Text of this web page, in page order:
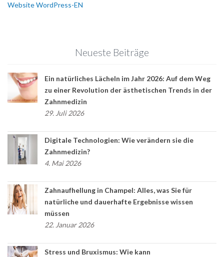
Website WordPress-EN
Neueste Beiträge
Ein natürliches Lächeln im Jahr 2026: Auf dem Weg
zu einer Revolution der ästhetischen Trends in der
Zahnmedizin
29. Juli 2026
Digitale Technologien: Wie verändern sie die
Zahnmedizin?
4. Mai 2026
Zahnaufhellung in Champel: Alles, was Sie für
natürliche und dauerhafte Ergebnisse wissen
müssen
22. Januar 2026
Stress und Bruxismus: Wie kann